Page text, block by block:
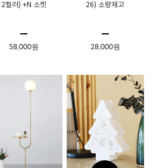
2컬러) +N 소켓
58,000원
26) 소량재고
28,000원